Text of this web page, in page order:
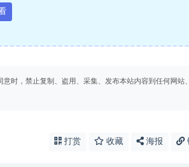
时，禁止复制、盗用、采集、发布本站内容到任何网站
打赏 收藏 海报